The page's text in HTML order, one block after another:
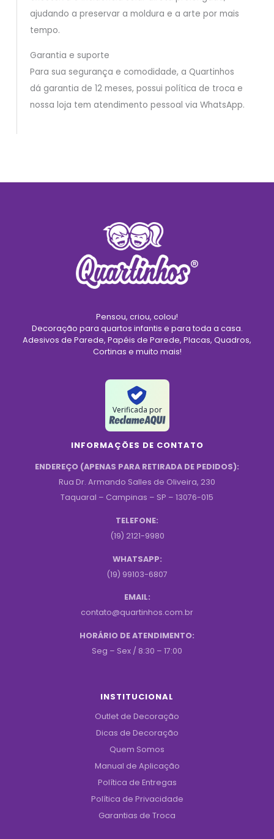
ajudando a preservar a moldura e a arte por mais
tempo.
Garantia e suporte
Para sua segurança e comodidade, a Quartinhos
dá garantia de 12 meses, possui política de troca e
nossa loja tem atendimento pessoal via WhatsApp.
Pensou, criou, colou!
Decoração para quartos infantis e para toda a casa.
Adesivos de Parede, Papéis de Parede, Placas, Quadros,
Cortinas e muito mais!
Verificada por
INFORMAÇÕES DE CONTATO
ENDEREÇO (APENAS PARA RETIRADA DE PEDIDOS):
Rua Dr. Armando Salles de Oliveira, 230
Taquaral – Campinas – SP – 13076-015
TELEFONE:
(19) 2121-9980
WHATSAPP:
(19) 99103-6807
EMAIL:
contato@quartinhos.com.br
HORÁRIO DE ATENDIMENTO:
Seg – Sex / 8:30 – 17:00
INSTITUCIONAL
Outlet de Decoração
Dicas de Decoração
Quem Somos
Manual de Aplicação
Política de Entregas
Política de Privacidade
Garantias de Troca